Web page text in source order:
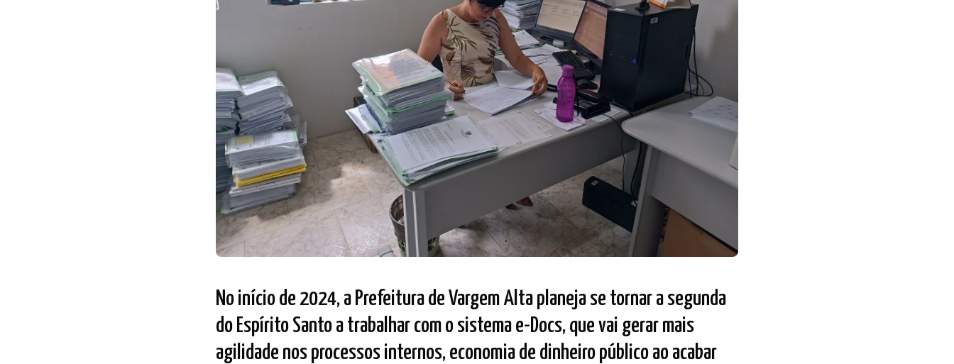
No início de 2024, a Prefeitura de Vargem Alta planeja se tornar a segunda
do Espírito Santo a trabalhar com o sistema e-Docs, que vai gerar mais
agilidade nos processos internos, economia de dinheiro público ao acabar